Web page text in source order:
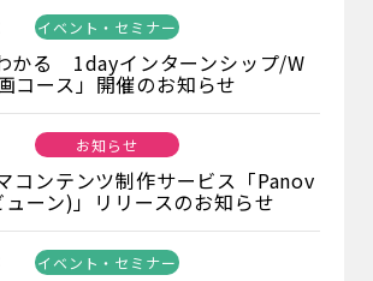
イベント・セミナー
かる 1dayインターンシップ/W
コース」開催のお知らせ
お知らせ
コンテンツ制作サービス「Panov
ーン)」リリースのお知らせ
イベント・セミナー